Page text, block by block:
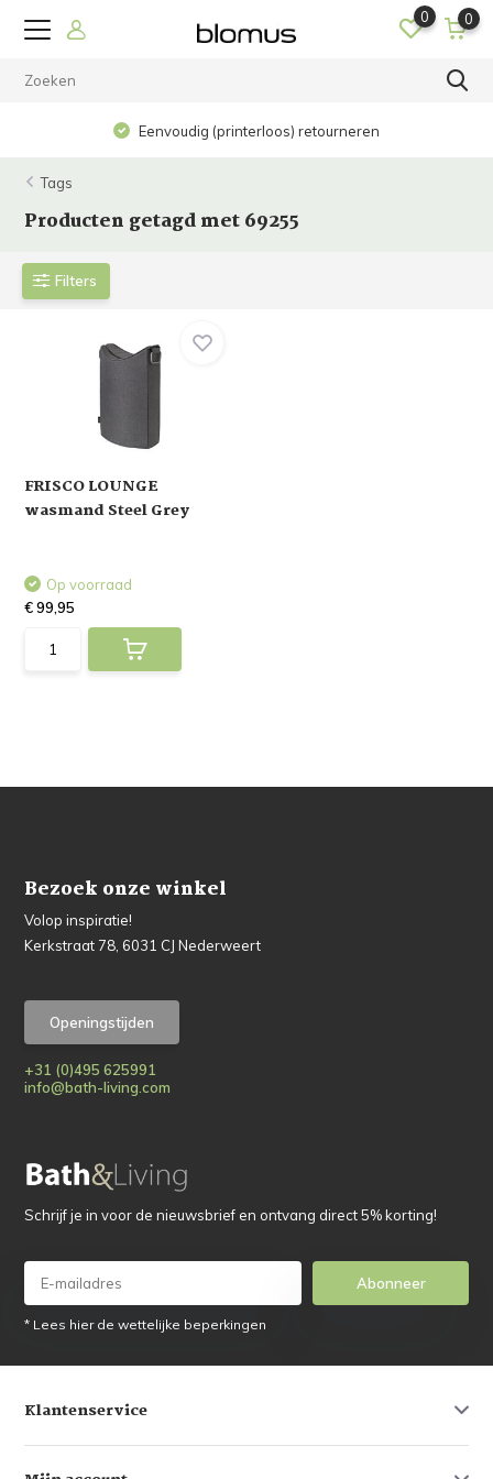
0 0
Eenvoudig (printerloos) retourneren
Tags
Producten getagd met 69255
Filters
FRISCO LOUNGE
wasmand Steel Grey
Op voorraad
€ 99,95
Bezoek onze winkel
Volop inspiratie!
Kerkstraat 78, 6031 CJ Nederweert
Openingstijden
+31 (0)495 625991
info@bath-living.com
Schrijf je in voor de nieuwsbrief en ontvang direct 5% korting!
Abonneer
* Lees hier de wettelijke beperkingen
Klantenservice